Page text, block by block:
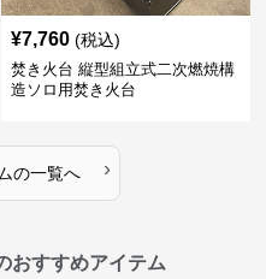
¥7,760 (税込)
焚き火台 縦型組立式二次燃焼構
造ソロ用焚き火台
の一覧へ ›
おすすめアイテム